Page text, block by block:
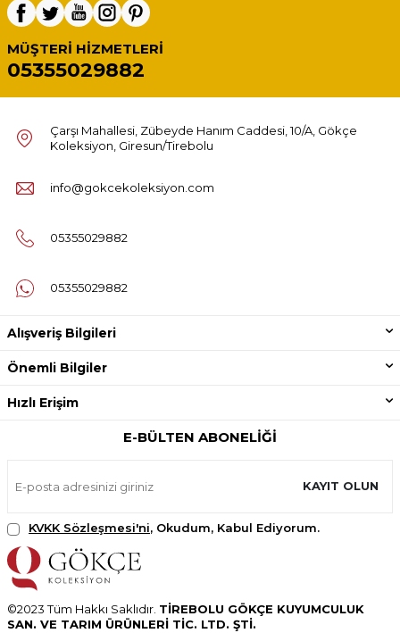
MÜŞTERI HIZMETLERI
05355029882
Çarşı Mahallesi, Zübeyde Hanım Caddesi, 10/A, Gökçe
Koleksiyon, Giresun/Tirebolu
info@gokcekoleksiyon.com
05355029882
05355029882
Alışveriş Bilgileri
Önemli Bilgiler
Hızlı Erişim
E-BÜLTEN ABONELIĞI
KAYIT OLUN
KVKK Sözleşmesi'ni, Okudum, Kabul Ediyorum.
©2023 Tüm Hakkı Saklıdır. TİREBOLU GÖKÇE KUYUMCULUK
SAN. VE TARIM ÜRÜNLERİ TİC. LTD. ŞTİ.